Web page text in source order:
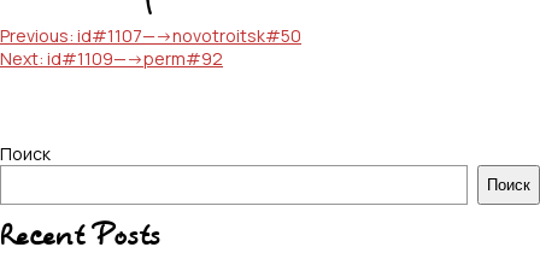
Навигация
по
Previous: id#1107—->novotroitsk#50
Next: id#1109—->perm#92
Поиск
Поиск
Recent Posts